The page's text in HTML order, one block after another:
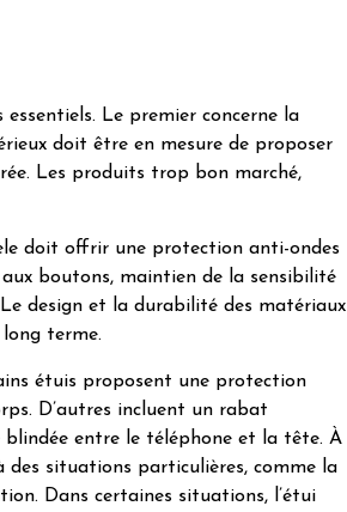
Le premier concerne la
doit être en mesure de proposer
Les produits trop bon marché,
doit offrir une protection anti-ondes
boutons, maintien de la sensibilité
design et la durabilité des matériaux
terme.
étuis proposent une protection
D’autres incluent un rabat
blindée entre le téléphone et la tête. À
des situations particulières, comme la
Dans certaines situations, l’étui